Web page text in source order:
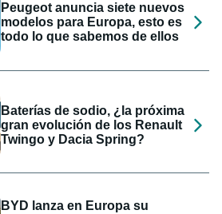
Peugeot anuncia siete nuevos
modelos para Europa, esto es
todo lo que sabemos de ellos
Baterías de sodio, ¿la próxima
gran evolución de los Renault
Twingo y Dacia Spring?
BYD lanza en Europa su